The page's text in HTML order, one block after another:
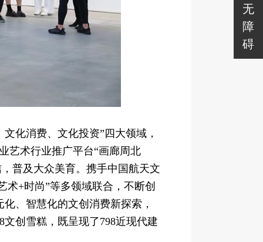
无
障
碍
化消费、文化投资”四大领域，
艺术行业推广平台“画廊周北
普及大众美育。携手中国航天文
术+时尚”等多领域联合，不断创
、智慧化的文创消费新探索，
创雪糕，既呈现了798近现代建